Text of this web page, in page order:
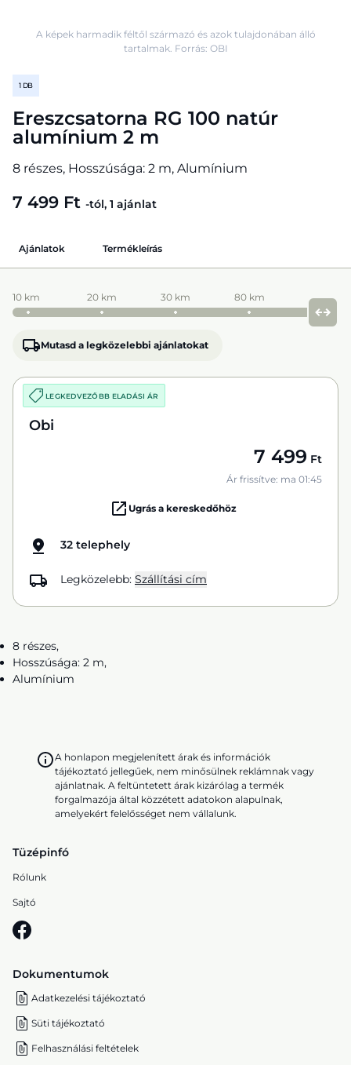
1 DB
Ereszcsatorna RG 100 natúr
alumínium 2 m
8 részes, Hosszúsága: 2 m, Alumínium
7 499 Ft -tól, 1 ajánlat
A képek harmadik féltől származó és azok tulajdonában álló
tartalmak. Forrás: OBI
Ajánlatok Termékleírás
10 km 20 km 30 km 80 km
Mutasd a legközelebbi ajánlatokat
LEGKEDVEZŐBB ELADÁSI ÁR
Obi
7 499 Ft
Ár frissítve: ma 01:45
Ugrás a kereskedőhöz
32 telephely
Legközelebb: Szállítási cím
8 részes,
Hosszúsága: 2 m,
Alumínium
A honlapon megjelenített árak és információk
tájékoztató jellegűek, nem minősülnek reklámnak vagy
ajánlatnak. A feltüntetett árak kizárólag a termék
forgalmazója által közzétett adatokon alapulnak,
amelyekért felelősséget nem vállalunk.
Tüzépinfó
Rólunk
Sajtó
Dokumentumok
Adatkezelési tájékoztató
Süti tájékoztató
Felhasználási feltételek